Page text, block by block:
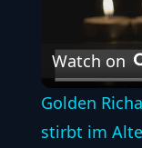
Watch on
Golden
stirbt im